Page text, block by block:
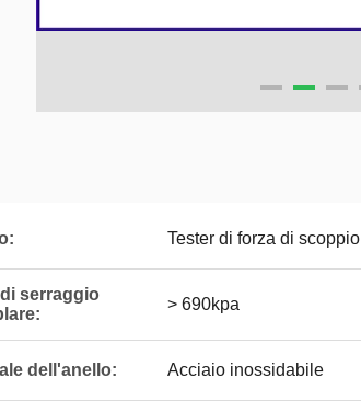
Tester di forza di scoppio
serraggio
> 690kpa
dell'anello: Acciaio inossidabile